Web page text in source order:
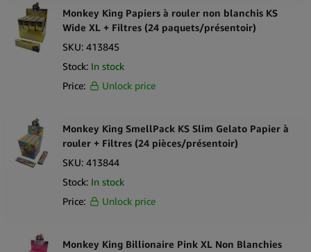
Monkey King Papiers à rouler non blanchis KS
Wide XL + Filtres (24 paquets/présentoir)
SKU: 413845
Stock: In stock
Price:
Unlock price
Monkey King SmellPack KS Slim Gelato Papier à
rouler + Filtres (24 pièces/présentoir)
SKU: 413844
Stock: In stock
Price:
Unlock price
Monkey King Billionaire Pink XL Non Blanchies